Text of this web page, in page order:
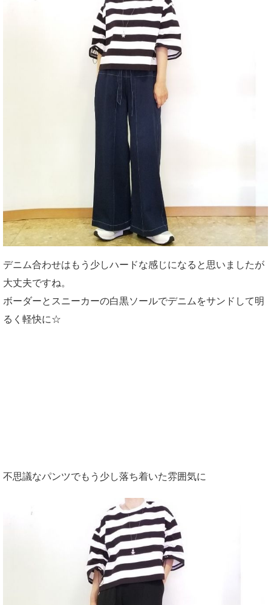
デニム合わせはもう少しハードな感じになると思いましたが
大丈夫ですね。
ボーダーとスニーカーの白黒ソールでデニムをサンドして明
るく軽快に☆
不思議なパンツでもう少し落ち着いた雰囲気に